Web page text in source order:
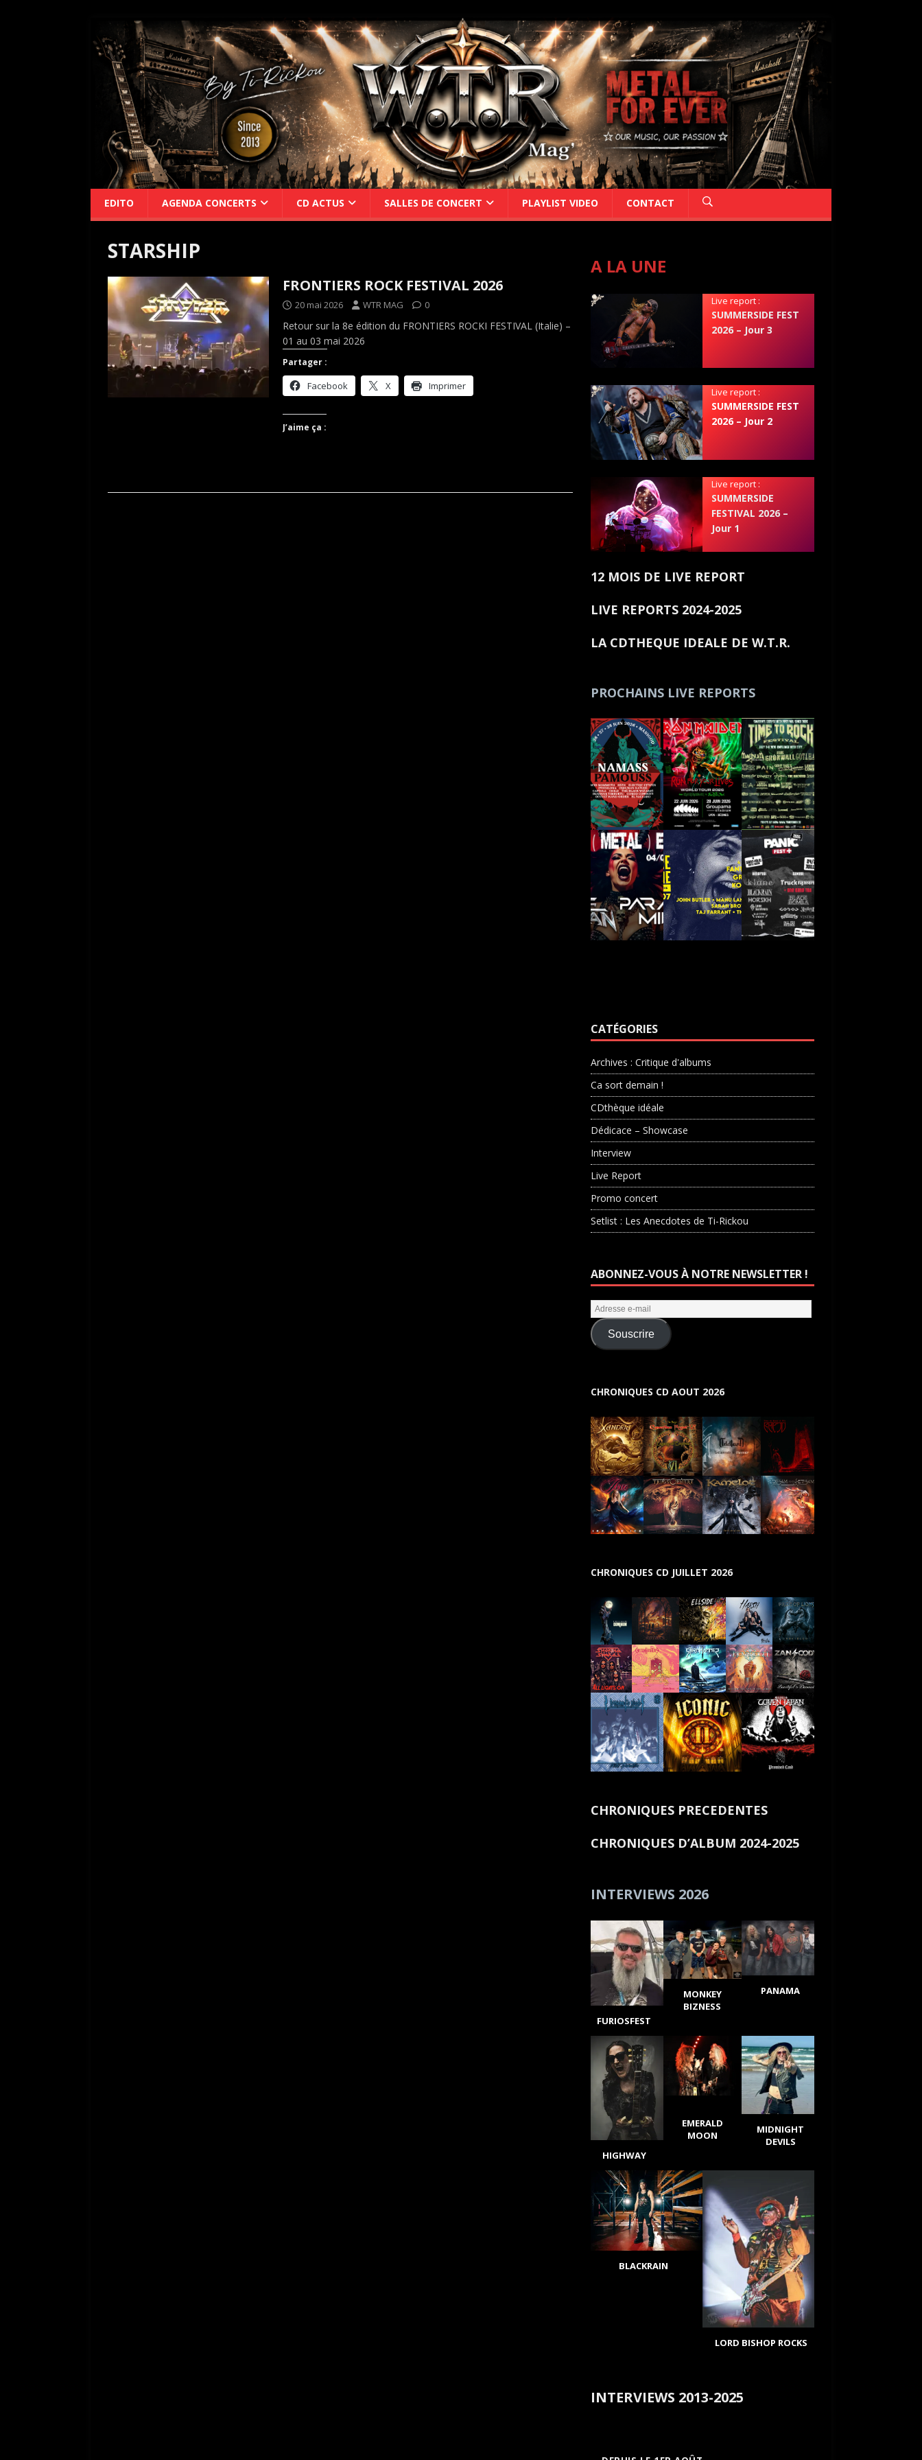
EDITO AGENDA CONCERTS CD ACTUS SALLES DE CONCERT PLAYLIST VIDEO CONTACT
STARSHIP
FRONTIERS ROCK FESTIVAL 2026
20 mai 2026 WTR MAG 0
Retour sur la 8e édition du FRONTIERS ROCKI FESTIVAL (Italie) –
01 au 03 mai 2026
Partager :
Facebook X Imprimer
J’aime ça :
A LA UNE
Live report :
SUMMERSIDE FEST
2026 – Jour 3
Live report :
SUMMERSIDE FEST
2026 – Jour 2
Live report :
SUMMERSIDE
FESTIVAL 2026 –
Jour 1
12 MOIS DE LIVE REPORT
LIVE REPORTS 2024-2025
LA CDTHEQUE IDEALE DE W.T.R.
PROCHAINS LIVE REPORTS
CATÉGORIES
Archives : Critique d'albums
Ca sort demain !
CDthèque idéale
Dédicace – Showcase
Interview
Live Report
Promo concert
Setlist : Les Anecdotes de Ti-Rickou
ABONNEZ-VOUS À NOTRE NEWSLETTER !
Souscrire
CHRONIQUES CD AOUT 2026
CHRONIQUES CD JUILLET 2026
CHRONIQUES PRECEDENTES
CHRONIQUES D’ALBUM 2024-2025
INTERVIEWS 2026
FURIOSFEST
MONKEY
BIZNESS
PANAMA
HIGHWAY
EMERALD
MOON
MIDNIGHT
DEVILS
BLACKRAIN
LORD BISHOP ROCKS
INTERVIEWS 2013-2025